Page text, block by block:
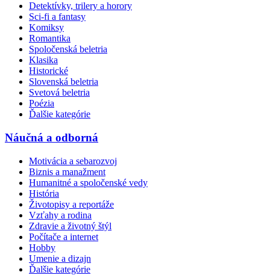
Detektívky, trilery a horory
Sci-fi a fantasy
Komiksy
Romantika
Spoločenská beletria
Klasika
Historické
Slovenská beletria
Svetová beletria
Poézia
Ďalšie kategórie
Náučná a odborná
Motivácia a sebarozvoj
Biznis a manažment
Humanitné a spoločenské vedy
História
Životopisy a reportáže
Vzťahy a rodina
Zdravie a životný štýl
Počítače a internet
Hobby
Umenie a dizajn
Ďalšie kategórie